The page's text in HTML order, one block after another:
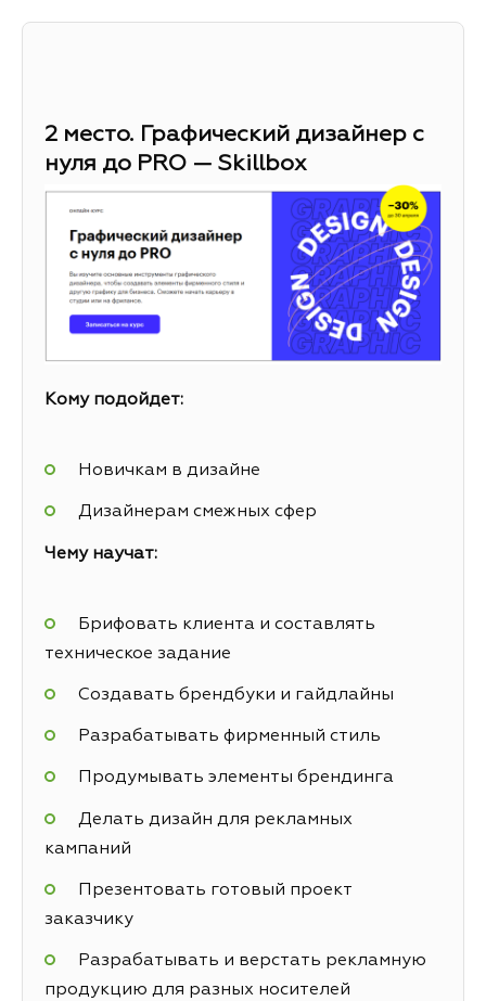
2 место. Графический дизайнер с
нуля до PRO — Skillbox
Кому подойдет:
Новичкам в дизайне
Дизайнерам смежных сфер
Чему научат:
Брифовать клиента и составлять
техническое задание
Создавать брендбуки и гайдлайны
Разрабатывать фирменный стиль
Продумывать элементы брендинга
Делать дизайн для рекламных
кампаний
Презентовать готовый проект
заказчику
Разрабатывать и верстать рекламную
продукцию для разных носителей